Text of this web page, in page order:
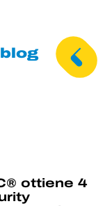
ottiene 4